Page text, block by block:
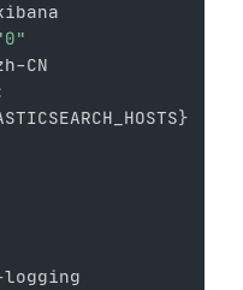
-
}
logging